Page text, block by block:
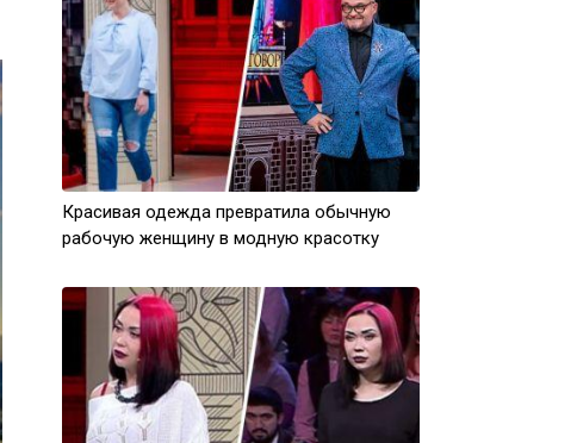
Красивая одежда превратила обычную
рабочую женщину в модную красотку